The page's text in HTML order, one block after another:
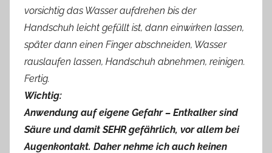
vorsichtig das Wasser aufdrehen bis der
Handschuh leicht gefüllt ist, dann einwirken lassen,
später dann einen Finger abschneiden, Wasser
rauslaufen lassen, Handschuh abnehmen, reinigen.
Fertig.
Wichtig:
Anwendung auf eigene Gefahr – Entkalker sind
Säure und damit SEHR gefährlich, vor allem bei
Augenkontakt. Daher nehme ich auch keinen